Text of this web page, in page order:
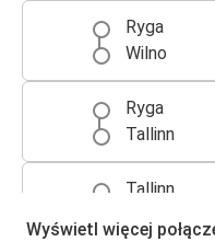
Ryga
Wilno
Ryga
Tallinn
Tallinn
Wyświetl więcej